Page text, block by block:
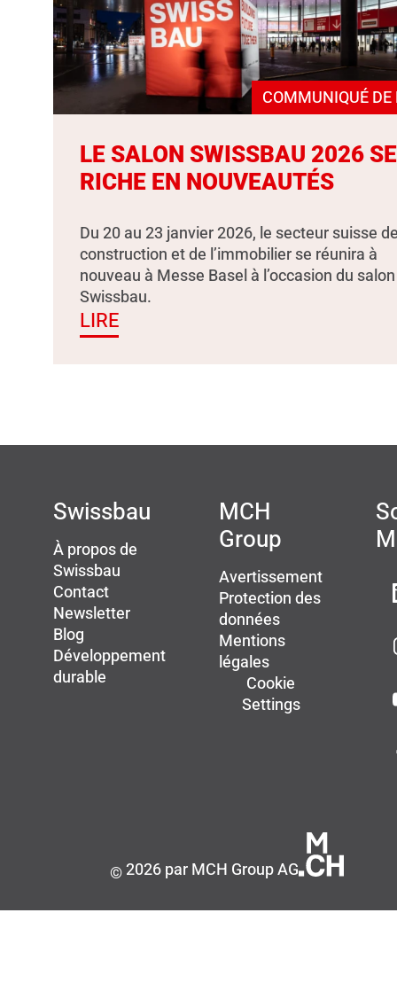
COMMUNIQUÉ DE
LE SALON SWISSBAU 2026
RICHE EN NOUVEAUTÉS
Du 20 au 23 janvier 2026, le secteur suisse
construction et de l’immobilier se réunira à
nouveau à Messe Basel à l’occasion du salon
Swissbau.
LIRE
Swissbau
À propos de
Swissbau
Contact
Newsletter
Blog
Développement
durable
MCH
Group
Avertissement
Protection des
données
Mentions
légales
Cookie
Settings
©2026 par MCH Group AG